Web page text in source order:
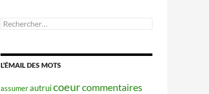
Rechercher :
L’ÉMAIL DES MOTS
assumerautruicoeurcommentaires